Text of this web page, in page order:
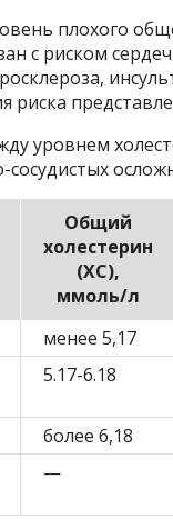
плохого
с риском
риска
уровнем
сосудистых
Общий
холестерин
(ХС),
ммоль/л
менее 5,17
5.17-6.18
более 6,18
—